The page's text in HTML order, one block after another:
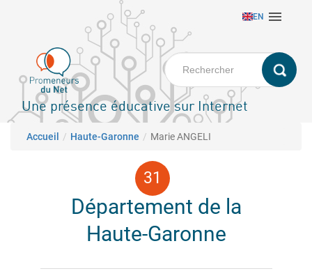
principal
EN 
Une présence éducative sur Internet
Fil d'Ariane
Accueil Haute-Garonne Marie ANGELI
Département de la
Haute-Garonne